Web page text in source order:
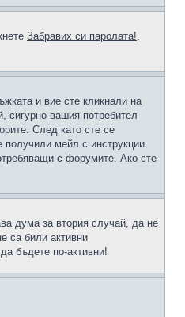
Забравих си паролата!.
и вие сте кликнали на
сигурно вашия потребител
След като сте се
получили мейл с инструкции.
с форумите. Ако сте
дума за втория случай, да не
са били активни
бъдете по-активни!